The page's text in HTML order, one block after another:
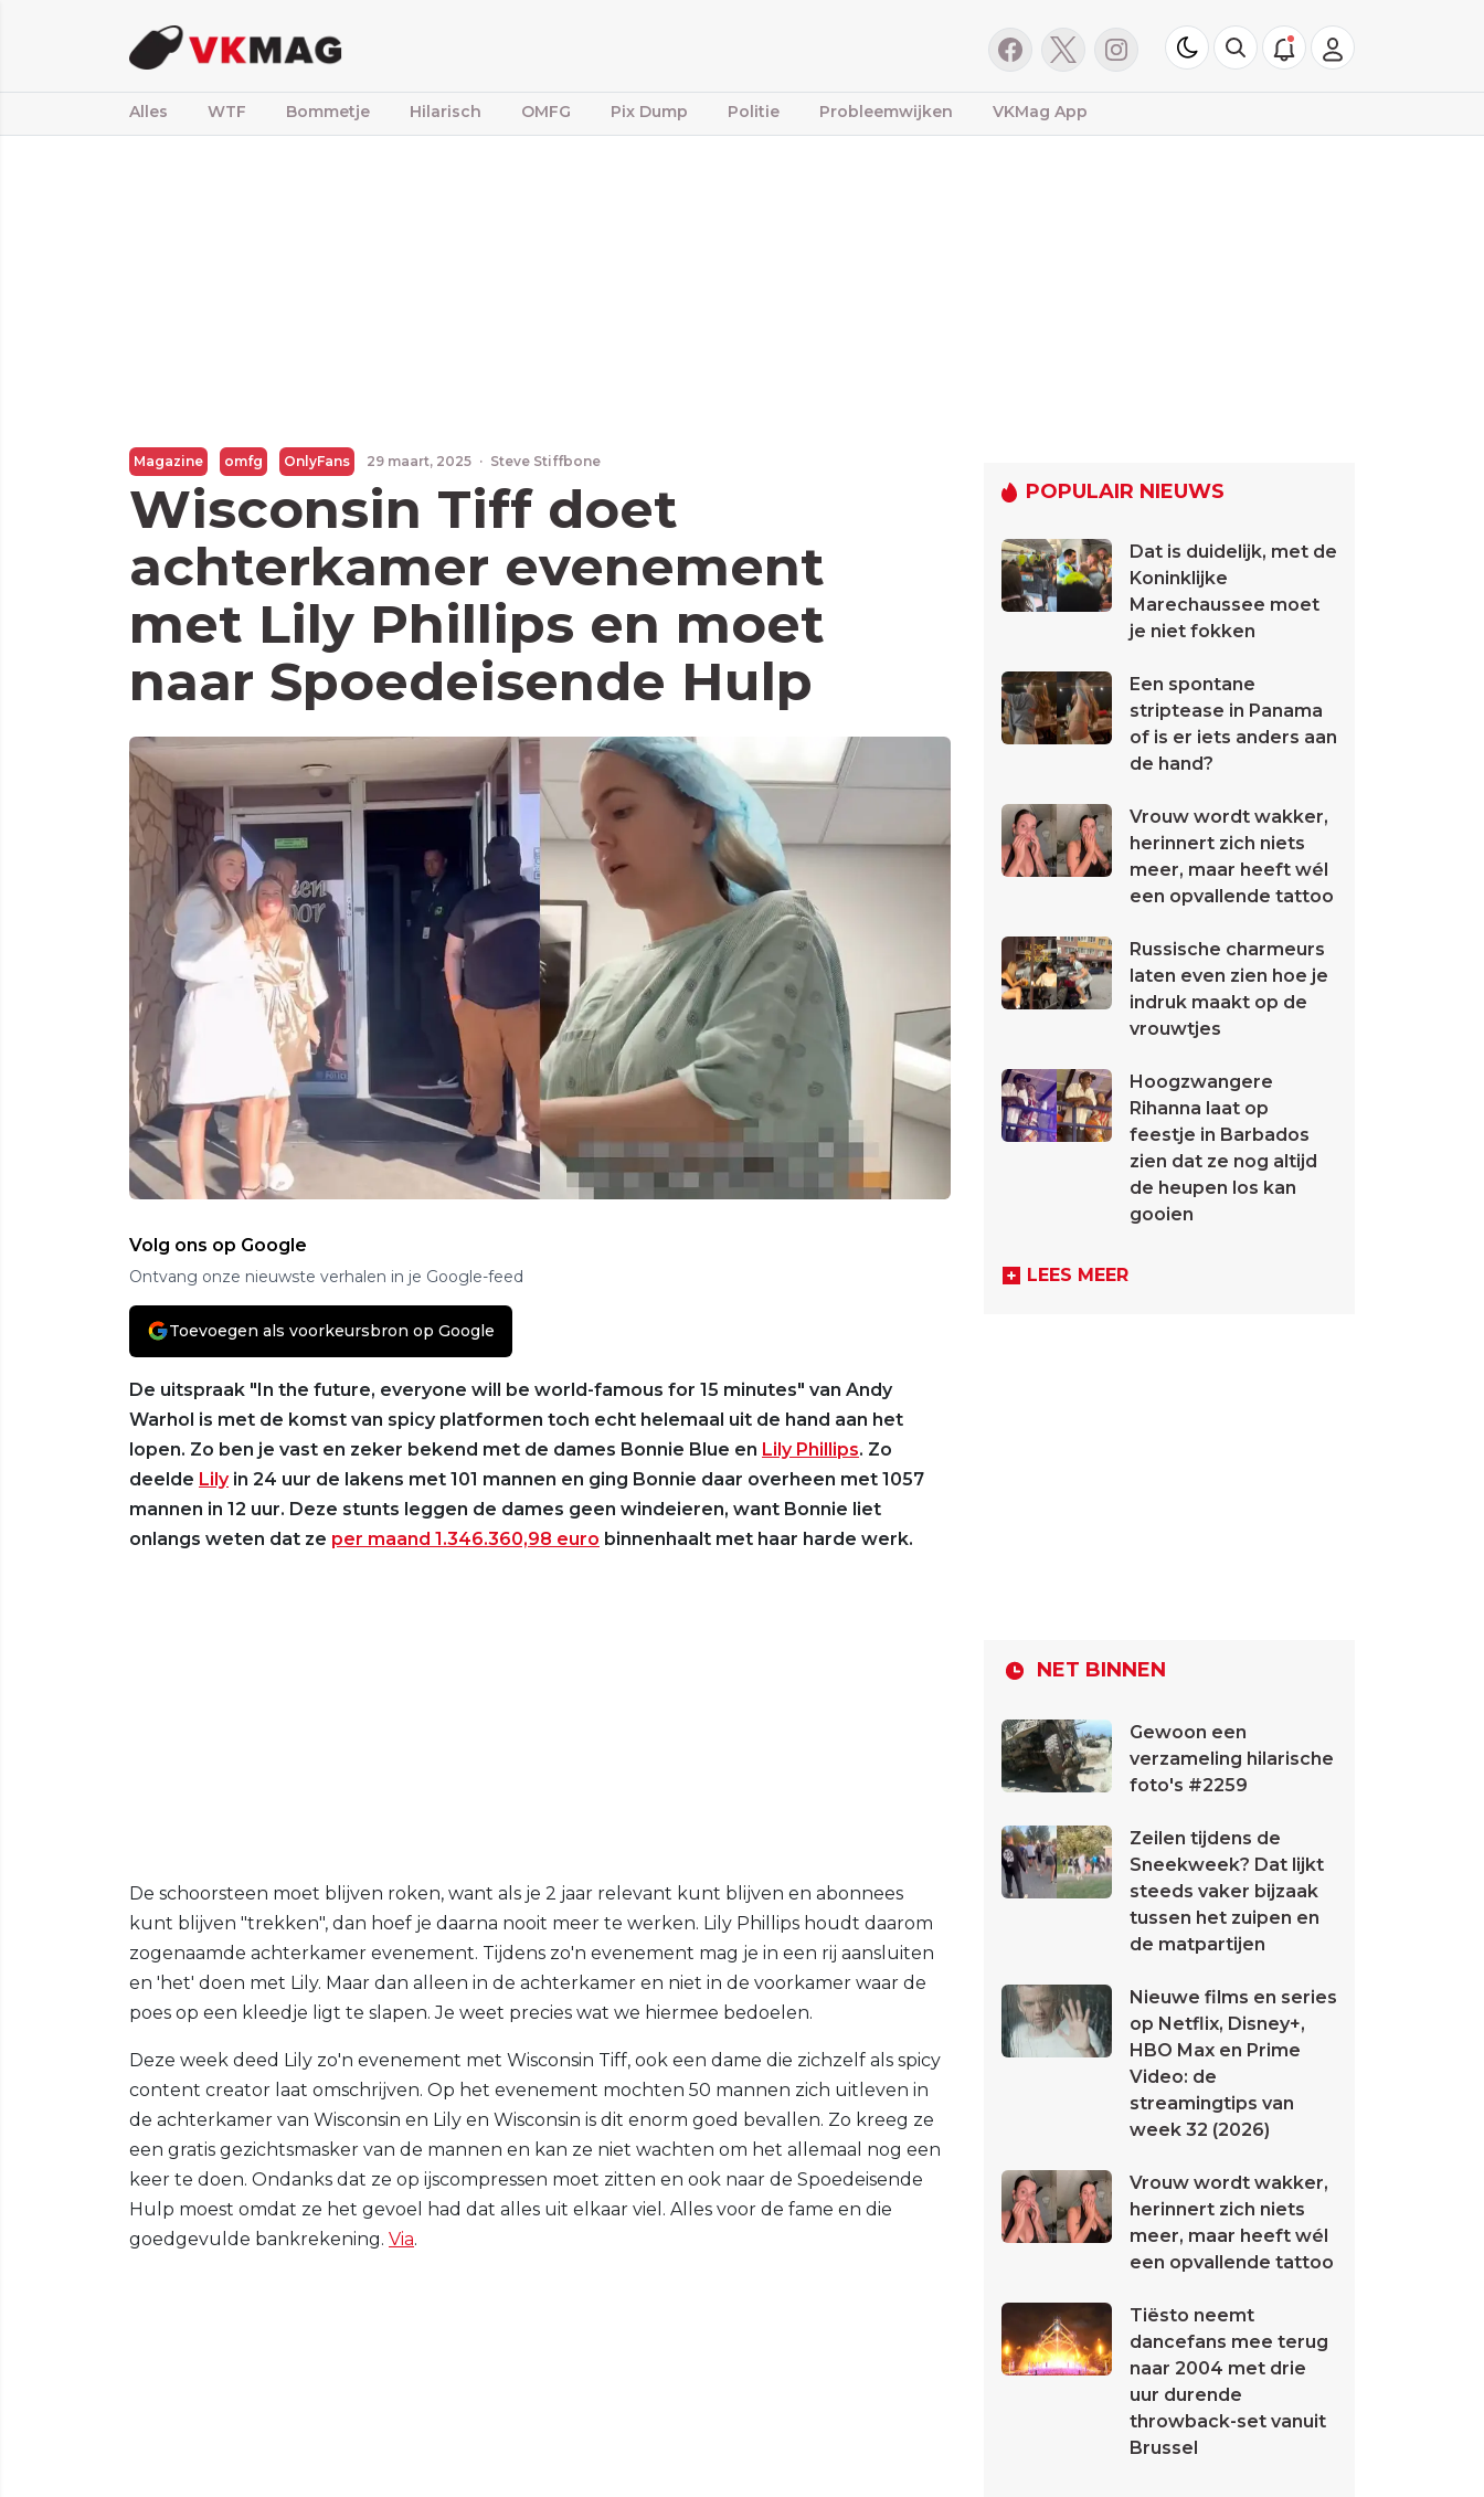
Alles WTF Bommetje Hilarisch OMFG Pix Dump Politie Probleemwijken VKMag App
Magazine omfg OnlyFans 29 maart, 2025 · Steve Stiffbone
Wisconsin Tiff doet
achterkamer evenement
met Lily Phillips en moet
naar Spoedeisende Hulp
Volg ons op Google
Ontvang onze nieuwste verhalen in je Google-feed
Toevoegen als voorkeursbron op Google
De uitspraak "In the future, everyone will be world-famous for 15 minutes" van Andy
Warhol is met de komst van spicy platformen toch echt helemaal uit de hand aan het
lopen. Zo ben je vast en zeker bekend met de dames Bonnie Blue en Lily Phillips. Zo
deelde Lilyin 24 uur de lakens met 101 mannen en ging Bonnie daar overheen met 1057
mannen in 12 uur. Deze stunts leggen de dames geen windeieren, want Bonnie liet
onlangs weten dat ze per maand 1.346.360,98 euro binnenhaalt met haar harde werk.
De schoorsteen moet blijven roken, want als je 2 jaar relevant kunt blijven en abonnees
kunt blijven "trekken", dan hoef je daarna nooit meer te werken. Lily Phillips houdt daarom
zogenaamde achterkamer evenement. Tijdens zo'n evenement mag je in een rij aansluiten
en 'het' doen met Lily. Maar dan alleen in de achterkamer en niet in de voorkamer waar de
poes op een kleedje ligt te slapen. Je weet precies wat we hiermee bedoelen.
Deze week deed Lily zo'n evenement met Wisconsin Tiff, ook een dame die zichzelf als spicy
content creator laat omschrijven. Op het evenement mochten 50 mannen zich uitleven in
de achterkamer van Wisconsin en Lily en Wisconsin is dit enorm goed bevallen. Zo kreeg ze
een gratis gezichtsmasker van de mannen en kan ze niet wachten om het allemaal nog een
keer te doen. Ondanks dat ze op ijscompressen moet zitten en ook naar de Spoedeisende
Hulp moest omdat ze het gevoel had dat alles uit elkaar viel. Alles voor de fame en die
goedgevulde bankrekening. Via.
POPULAIR NIEUWS
Dat is duidelijk, met de
Koninklijke
Marechaussee moet
je niet fokken
Een spontane
striptease in Panama
of is er iets anders aan
de hand?
Vrouw wordt wakker,
herinnert zich niets
meer, maar heeft wél
een opvallende tattoo
Russische charmeurs
laten even zien hoe je
indruk maakt op de
vrouwtjes
Hoogzwangere
Rihanna laat op
feestje in Barbados
zien dat ze nog altijd
de heupen los kan
gooien
LEES MEER
NET BINNEN
Gewoon een
verzameling hilarische
foto's #2259
Zeilen tijdens de
Sneekweek? Dat lijkt
steeds vaker bijzaak
tussen het zuipen en
de matpartijen
Nieuwe films en series
op Netflix, Disney+,
HBO Max en Prime
Video: de
streamingtips van
week 32 (2026)
Vrouw wordt wakker,
herinnert zich niets
meer, maar heeft wél
een opvallende tattoo
Tiësto neemt
dancefans mee terug
naar 2004 met drie
uur durende
throwback-set vanuit
Brussel